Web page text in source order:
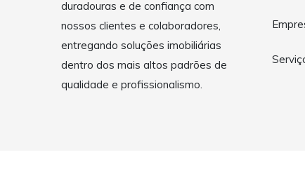
duradouras e de confiança com
nossos clientes e colaboradores,
entregando soluções imobiliárias
dentro dos mais altos padrões de
qualidade e profissionalismo.